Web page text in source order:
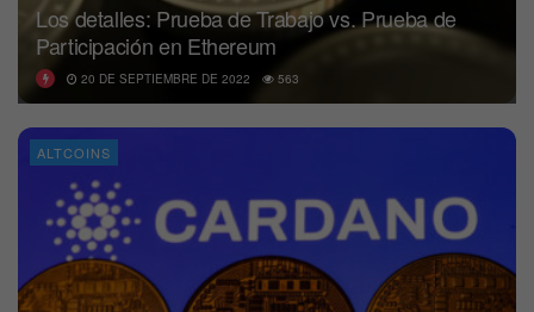
Los detalles: Prueba de Trabajo vs. Prueba de
Participación en Ethereum
20 DE SEPTIEMBRE DE 2022 563
ALTCOINS